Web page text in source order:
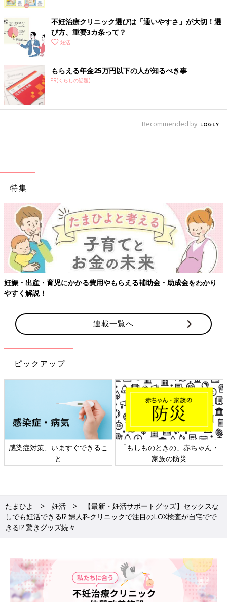
不妊治療クリニック選びは「通いやすさ」が大切！選
び方、重要3カ条って？
妊活
もらえる年金25万円以下の人が知るべき事
PR(くらしの話題)
Recommended by
特集
妊娠・出産・育児にかかる費用やもらえる補助金・助成金をわかり
やすく解説！
連載一覧へ
ピックアップ
感染症対策、いますぐできるこ
と
「もしものときの」赤ちゃん・
家族の防災
たまひよ 妊活
【最新・妊活サポートグッズ】セックスな
しでも妊活できる!? 婦人科クリニックで注目のLOX検査が自宅でで
きる!? 驚きグッズ続々